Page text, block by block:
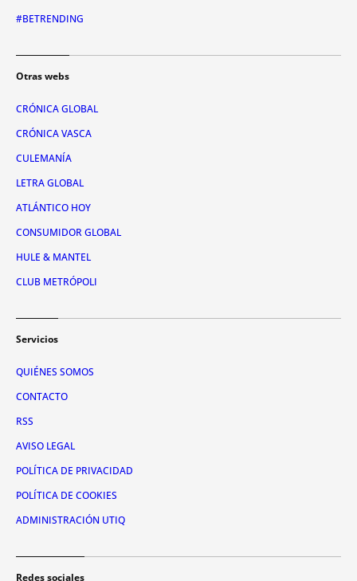
#BETRENDING
Otras webs
CRÓNICA GLOBAL
CRÓNICA VASCA
CULEMANÍA
LETRA GLOBAL
ATLÁNTICO HOY
CONSUMIDOR GLOBAL
HULE & MANTEL
CLUB METRÓPOLI
Servicios
QUIÉNES SOMOS
CONTACTO
RSS
AVISO LEGAL
POLÍTICA DE PRIVACIDAD
POLÍTICA DE COOKIES
ADMINISTRACIÓN UTIQ
Redes sociales